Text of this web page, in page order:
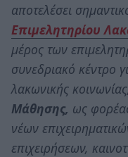
αποτελέσει
Επιμελητηρίου
μέρος των
συνεδριακό κέντρο
λακωνικής
Μάθησης, ως
νέων
επιχειρήσεων,